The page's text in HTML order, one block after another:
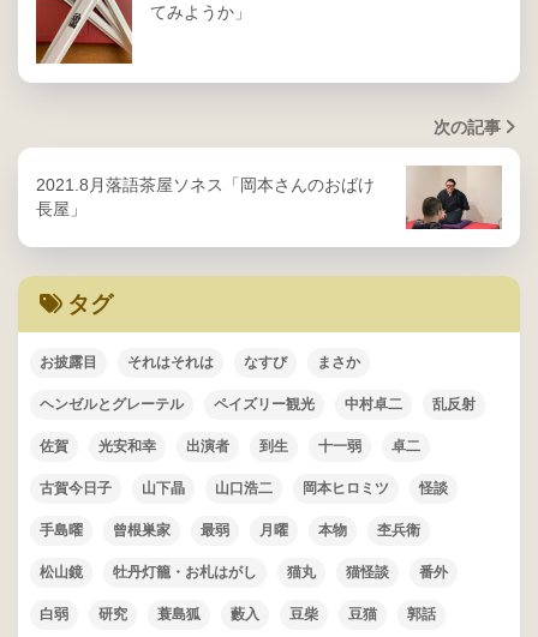
てみようか」
次の記事
2021.8月落語茶屋ソネス「岡本さんのおばけ
長屋」
タグ
お披露目 それはそれは なすび まさか
ヘンゼルとグレーテル ペイズリー観光 中村卓二 乱反射
佐賀 光安和幸 出演者 到生 十一弱 卓二
古賀今日子 山下晶 山口浩二 岡本ヒロミツ 怪談
手島曜 曾根巣家 最弱 月曜 本物 杢兵衛
松山鏡 牡丹灯籠・お札はがし 猫丸 猫怪談 番外
白弱 研究 蓑島狐 藪入 豆柴 豆猫 郭話